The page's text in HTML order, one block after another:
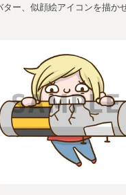
ー、似顔絵アイコンを描か